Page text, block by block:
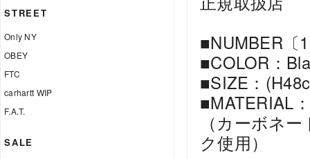
STREET
Only NY
OBEY
FTC
carhartt WIP
F.A.T.
SALE
■NUMBER〔
■COLOR：
■SIZE：
■MATERIAL
（カーボネ
ク使用）